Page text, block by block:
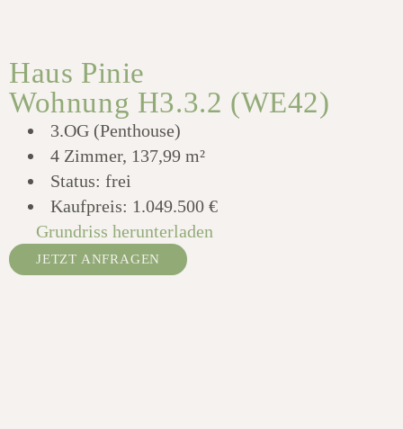
Haus Pinie
Wohnung H3.3.2 (WE42)
3.OG (Penthouse)
4 Zimmer, 137,99 m²
Status: frei
Kaufpreis: 1.049.500 €
Grundriss herunterladen
JETZT ANFRAGEN